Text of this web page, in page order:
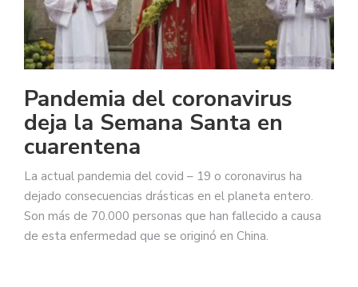
Pandemia del coronavirus
deja la Semana Santa en
cuarentena
La actual pandemia del covid – 19 o coronavirus ha
dejado consecuencias drásticas en el planeta entero.
Son más de 70.000 personas que han fallecido a causa
de esta enfermedad que se originó en China.